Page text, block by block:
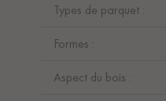
Types de parquet :
Formes :
Aspect du bois :